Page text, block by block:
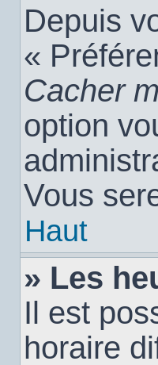
Depuis
«
Cacher
option
Vous
Haut
» Les
Il est
horaire